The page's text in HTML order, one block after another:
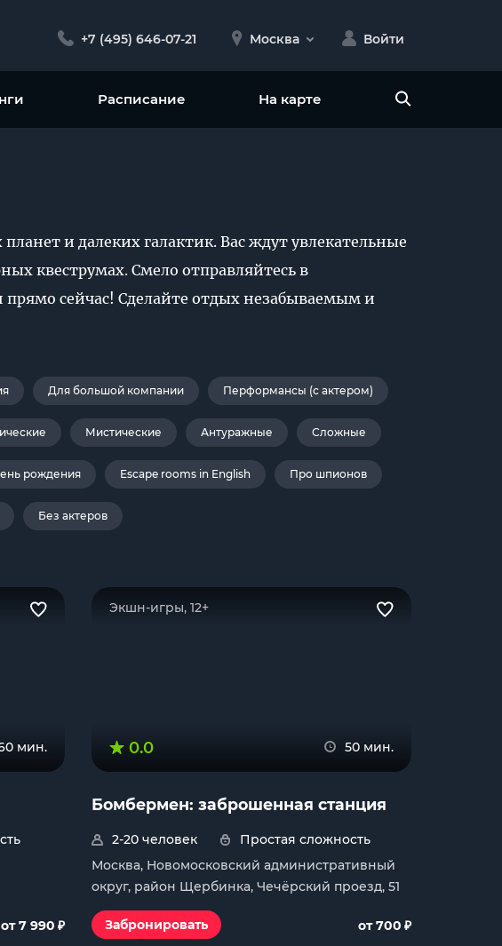
+7 (495) 646-07-21 Москва Войти
Расписание На карте
и далеких галактик. Вас ждут увлекательные
квеструмах. Смело отправляйтесь в
сейчас! Сделайте отдых незабываемым и
Для большой компании Перформансы (с актером)
Мистические Антуражные Сложные
рождения Escape rooms in English Про шпионов
Без актеров
мин.
от 7 990 ₽
Экшн-игры, 12+
0.0 50 мин.
Бомбермен: заброшенная станция
2-20 человек
Простая сложность
Москва, Новомосковский административный
округ, район Щербинка, Чечёрский проезд, 51
Забронировать от 700 ₽